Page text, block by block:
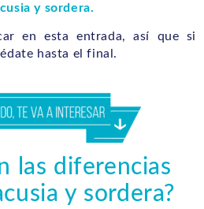
y sordera.
en esta entrada, así que si
hasta el final.
las diferencias
y sordera?